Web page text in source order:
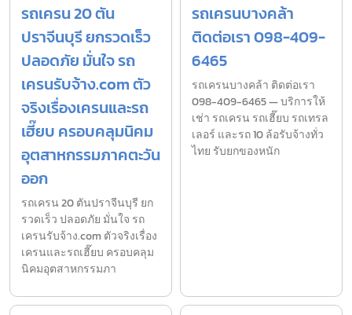
รถเครน 20 ตัน
ปราจีนบุรี ยกรวดเร็ว
ปลอดภัย มั่นใจ รถ
เครนรับจ้าง.com ตัว
จริงเรื่องเครนและรถ
เฮี๊ยบ ครอบคลุมนิคม
อุตสาหกรรมภาคตะวัน
ออก
รถเครน 20 ตันปราจีนบุรี ยก
รวดเร็ว ปลอดภัย มั่นใจ รถ
เครนรับจ้าง.com ตัวจริงเรื่อง
เครนและรถเฮี๊ยบ ครอบคลุม
นิคมอุตสาหกรรมภา
รถเครนบางคล้า
ติดต่อเรา 098-409-
6465
รถเครนบางคล้า ติดต่อเรา
098-409-6465 — บริการให้
เช่า รถเครน รถเฮี๊ยบ รถเทรล
เลอร์ และรถ 10 ล้อรับจ้างทั่ว
ไทย รับยกของหนัก